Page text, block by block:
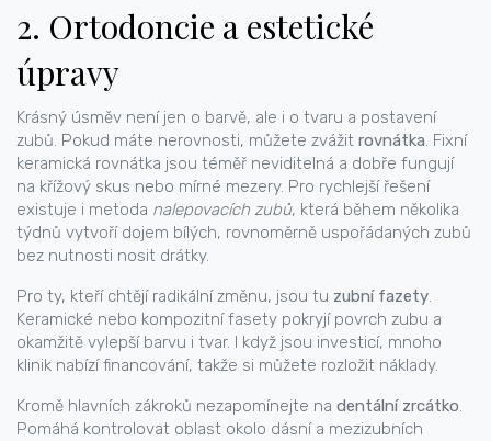
2. Ortodoncie a estetické
úpravy
Krásný úsměv není jen o barvě, ale i o tvaru a postavení
zubů. Pokud máte nerovnosti, můžete zvážit rovnátka. Fixní
keramická rovnátka jsou téměř neviditelná a dobře fungují
na křížový skus nebo mírné mezery. Pro rychlejší řešení
existuje i metoda nalepovacích zubů, která během několika
týdnů vytvoří dojem bílých, rovnoměrně uspořádaných zubů
bez nutnosti nosit drátky.
Pro ty, kteří chtějí radikální změnu, jsou tu zubní fazety.
Keramické nebo kompozitní fasety pokryjí povrch zubu a
okamžitě vylepší barvu i tvar. I když jsou investicí, mnoho
klinik nabízí financování, takže si můžete rozložit náklady.
Kromě hlavních zákroků nezapomínejte na dentální zrcátko.
Pomáhá kontrolovat oblast okolo dásní a mezizubních